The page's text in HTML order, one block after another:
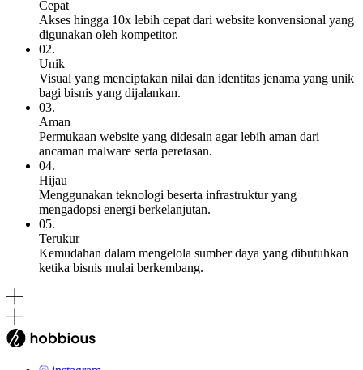
Cepat
Akses hingga 10x lebih cepat dari website konvensional yang
digunakan oleh kompetitor.
02.
Unik
Visual yang menciptakan nilai dan identitas jenama yang unik
bagi bisnis yang dijalankan.
03.
Aman
Permukaan website yang didesain agar lebih aman dari
ancaman malware serta peretasan.
04.
Hijau
Menggunakan teknologi beserta infrastruktur yang
mengadopsi energi berkelanjutan.
05.
Terukur
Kemudahan dalam mengelola sumber daya yang dibutuhkan
ketika bisnis mulai berkembang.